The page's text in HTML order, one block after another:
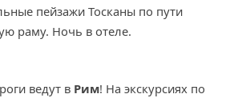
пейзажи Тосканы по пути
раму. Ночь в отеле.
ведут в Рим! На экскурсиях по